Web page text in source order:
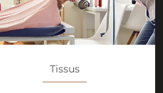
Tissus